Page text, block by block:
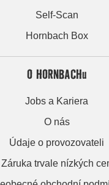
Self-Scan
Hornbach Box
O HORNBACHu
Jobs a Kariera
O nás
Údaje o provozovateli
Záruka trvale nízkých